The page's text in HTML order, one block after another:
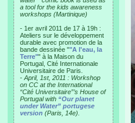
a tool for the kids awareness
workshops (Martinique)
- 1er avril 2011 de 17 à 19h :
Ateliers sur le développement
durable avec promotion de la
bande dessinée ""A l'eau, la
Terre"" à la Maison du
Portugal, Cité Internationale
Universitaire de Paris.
- April, 1st, 2011 : Workshop
on CC at the International
“Cité Universitaire”’s House of
Portugal with “Our planet
under Water” portugese
version (Paris, 14e).